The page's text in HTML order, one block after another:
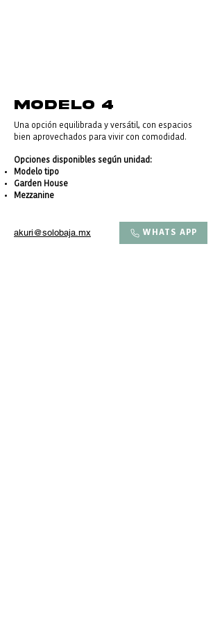
MODELO 4
Una opción equilibrada y versátil, con espacios
bien aprovechados para vivir con comodidad.
Opciones disponibles según unidad:
Modelo tipo
Garden House
Mezzanine
akuri@solobaja.mx WHATS APP